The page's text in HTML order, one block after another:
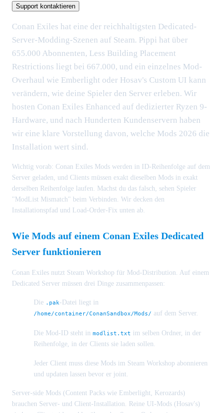
Support kontaktieren
Conan Exiles hat eine der reichhaltigsten Dedicated-
Server-Modding-Szenen auf Steam. Pippi hat über
655.000 Abonnenten, Less Building Placement
Restrictions liegt bei 667.000, und ein einzelnes Mod-
Overhaul wie Emberlight oder Hosav's Custom UI kann
verändern, wie deine Spieler den Server erleben. Wir
hosten Conan Exiles Enhanced auf dedizierter Ryzen 9-
Hardware, und nach Hunderten Kundenservern haben
wir eine klare Vorstellung davon, welche Mods 2026 die
Installation wert sind.
Wichtig vorab: Conan Exiles Mods werden in ID-Reihenfolge auf dem
Server geladen, und Clients müssen exakt dieselben Mods in exakt
derselben Reihenfolge laufen. Machst du das falsch, sehen Spieler
"ModList Mismatch" beim Verbinden. Wir decken den
Installationspfad und Load-Order-Fix unten ab.
Wie Mods auf einem Conan Exiles Dedicated
Server funktionieren
Conan Exiles nutzt Steam Workshop für Mod-Distribution. Auf einem
Dedicated Server müssen drei Dinge zusammenpassen:
Die .pak-Datei liegt in
/home/container/ConanSandbox/Mods/ auf dem Server.
Die Mod-ID steht in modlist.txt im selben Ordner, in der
Reihenfolge, in der Clients sie laden sollen.
Jeder Client muss diese Mods im Steam Workshop abonnieren
und updaten lassen bevor er joint.
Server-side Mods (Content Packs wie Emberlight, Kerozards)
brauchen Server- und Client-Installation. Reine UI-Mods (Hosav's)